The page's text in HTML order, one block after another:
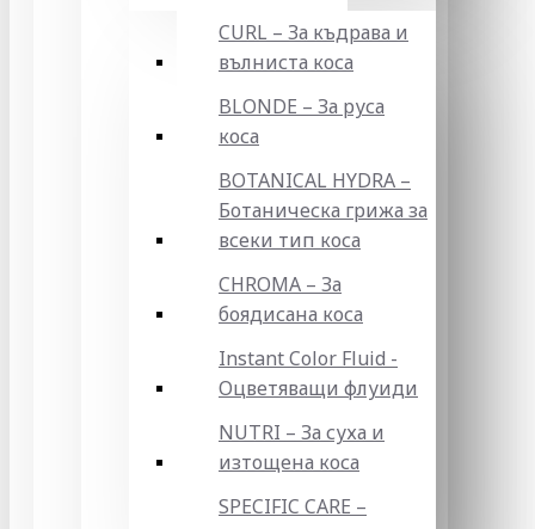
CURL – За къдрава и
вълниста коса
BLONDE – За руса
коса
BOTANICAL HYDRA –
Ботаническа грижа за
всеки тип коса
CHROMA – За
боядисана коса
Instant Color Fluid -
Оцветяващи флуиди
NUTRI – За суха и
изтощена коса
SPECIFIC CARE –